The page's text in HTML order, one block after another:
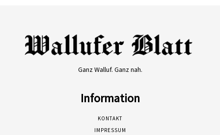
Ganz Walluf. Ganz nah.
Information
KONTAKT
IMPRESSUM